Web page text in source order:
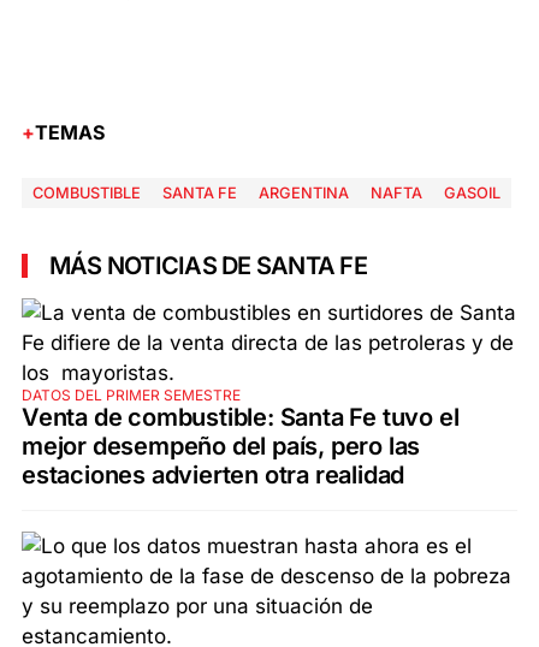
TEMAS
COMBUSTIBLE SANTA FE ARGENTINA NAFTA GASOIL
MÁS NOTICIAS DE SANTA FE
DATOS DEL PRIMER SEMESTRE
Venta de combustible: Santa Fe tuvo el
mejor desempeño del país, pero las
estaciones advierten otra realidad